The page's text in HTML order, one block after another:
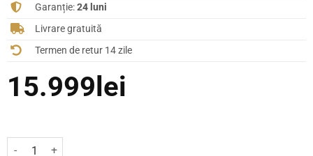
Garanție:24 luni
Livrare gratuită
Termen de retur 14 zile
15.999lei
Cantitate Amplificator Integrat UNICO DUE